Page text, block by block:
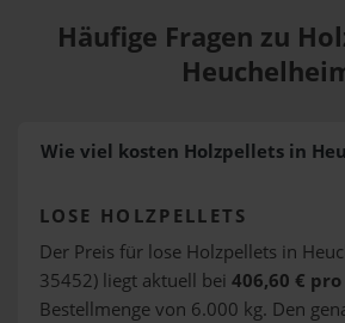
Häufige Fragen zu
Wie viel kosten Holzpellets in
LOSE HOLZPELLETS
Der Preis für lose Holzpellets in
35452) liegt aktuell bei 406,60 €
Bestellmenge von 6.000 kg. Den